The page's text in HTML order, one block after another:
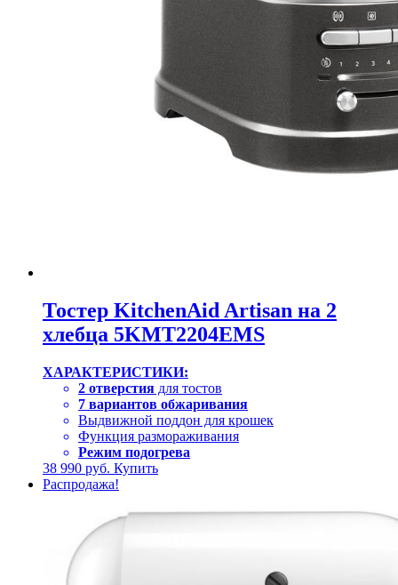
Тостер KitchenAid Artisan на 2
хлебца 5KMT2204EMS
ХАРАКТЕРИСТИКИ:
2 отверстия для тостов
7 вариантов обжаривания
Выдвижной поддон для крошек
Функция размораживания
Режим подогрева
38 990 руб. Купить
Распродажа!